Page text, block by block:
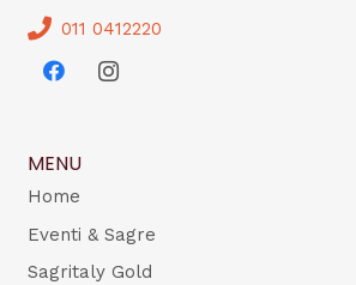
011 0412220
MENU
Home
Eventi & Sagre
Sagritaly Gold